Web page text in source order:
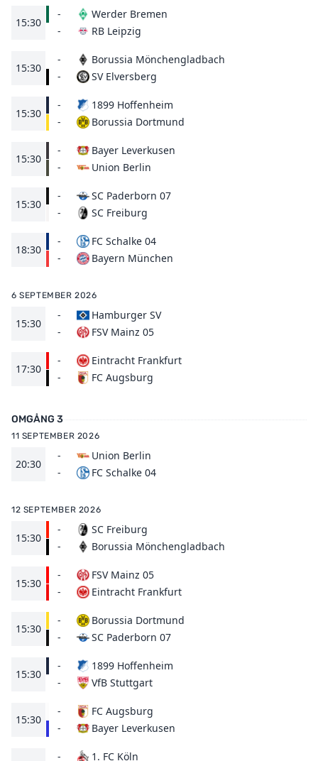
15:30
-
-
Werder Bremen
RB Leipzig
15:30
-
-
Borussia Mönchengladbach
SV Elversberg
15:30
-
-
1899 Hoffenheim
Borussia Dortmund
15:30
-
-
Bayer Leverkusen
Union Berlin
15:30
-
-
SC Paderborn 07
SC Freiburg
18:30
-
-
FC Schalke 04
Bayern München
6 SEPTEMBER 2026
15:30
-
-
Hamburger SV
FSV Mainz 05
17:30
-
-
Eintracht Frankfurt
FC Augsburg
OMGÅNG 3
11 SEPTEMBER 2026
20:30
-
-
Union Berlin
FC Schalke 04
12 SEPTEMBER 2026
15:30
-
-
SC Freiburg
Borussia Mönchengladbach
15:30
-
-
FSV Mainz 05
Eintracht Frankfurt
15:30
-
-
Borussia Dortmund
SC Paderborn 07
15:30
-
-
1899 Hoffenheim
VfB Stuttgart
15:30
-
-
FC Augsburg
Bayer Leverkusen
- 1. FC Köln